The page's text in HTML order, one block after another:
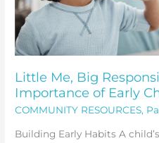
Little Me, Big
Importance of Early
COMMUNITY RESOURCES,
Building Early Habits A